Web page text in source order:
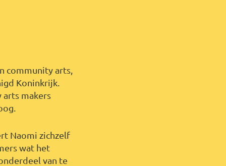
community arts,
Koninkrijk.
arts makers
Naomi zichzelf
wat het
van te